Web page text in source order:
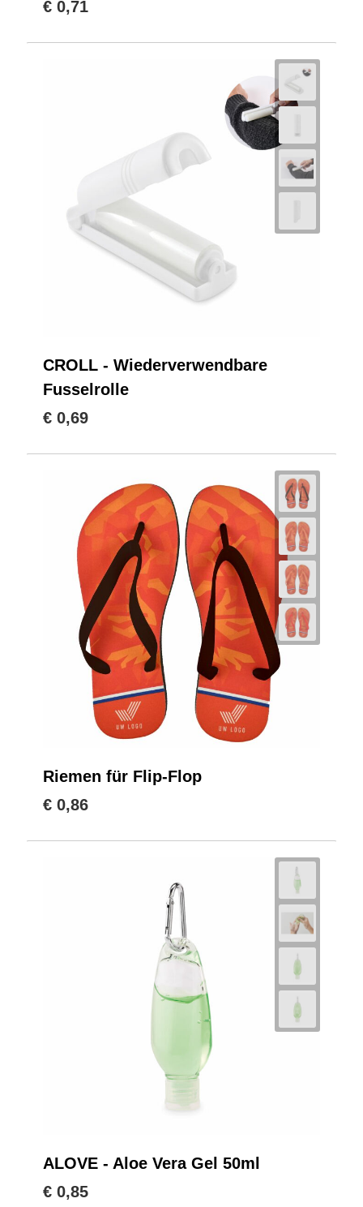
€ 0,71
CROLL - Wiederverwendbare
Fusselrolle
€ 0,69
Riemen für Flip-Flop
€ 0,86
ALOVE - Aloe Vera Gel 50ml
€ 0,85